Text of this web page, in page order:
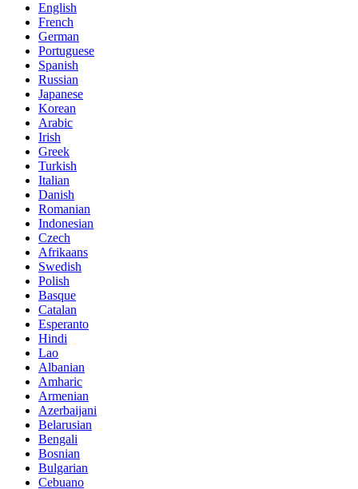
English
French
German
Portuguese
Spanish
Russian
Japanese
Korean
Arabic
Irish
Greek
Turkish
Italian
Danish
Romanian
Indonesian
Czech
Afrikaans
Swedish
Polish
Basque
Catalan
Esperanto
Hindi
Lao
Albanian
Amharic
Armenian
Azerbaijani
Belarusian
Bengali
Bosnian
Bulgarian
Cebuano